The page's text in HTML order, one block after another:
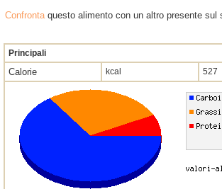
Confrontaquesto alimento con un altro presente sul
Principali
Calorie kcal 527